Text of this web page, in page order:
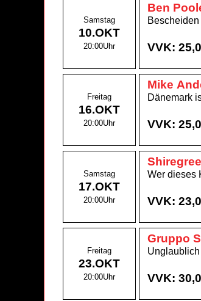
Samstag
10.OKT
20:00Uhr
Ben
VVK:
Freitag
16.OKT
20:00Uhr
Mike
Dänemark
VVK:
Samstag
17.OKT
20:00Uhr
Wer dieses
VVK:
Freitag
23.OKT
20:00Uhr
Gruppo
VVK: